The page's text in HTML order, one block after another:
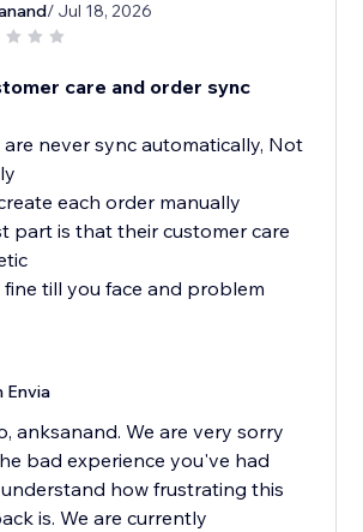
/ Jul 18, 2026
care and order sync
never sync automatically, Not
each order manually
part is that their customer care
till you face and problem
Envia
anksanand. We are very sorry
bad experience you've had
how frustrating this
is. We are currently